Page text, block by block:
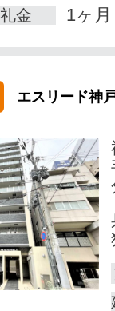
礼金 1ヶ月
エスリード神